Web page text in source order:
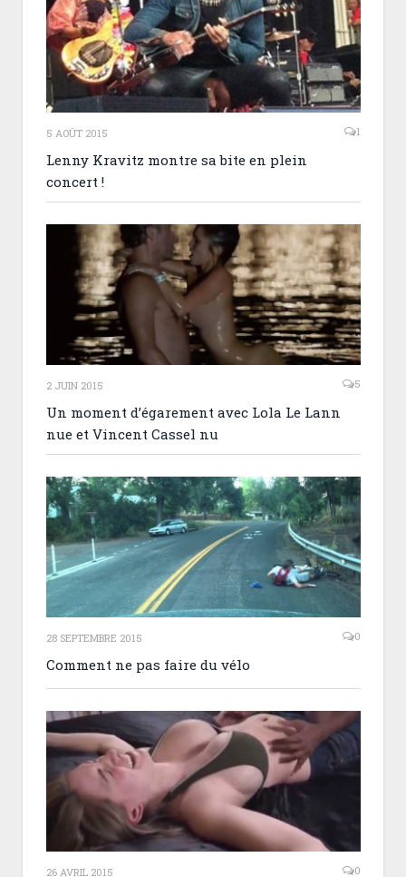
5 AOÛT 2015 1
Lenny Kravitz montre sa bite en plein
concert !
2 JUIN 2015 5
Un moment d’égarement avec Lola Le Lann
nue et Vincent Cassel nu
28 SEPTEMBRE 2015 0
Comment ne pas faire du vélo
26 AVRIL 2015 0